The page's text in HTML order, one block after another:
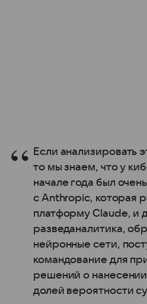
Если анализировать
то мы знаем, что у
начале года был
с Anthropic, которая
платформу Claude, и
разведаналитика,
нейронные сети,
командование для
решений о
долей вероятности